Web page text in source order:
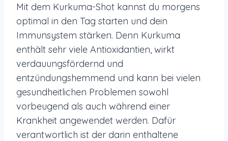
Mit dem Kurkuma-Shot kannst du morgens
optimal in den Tag starten und dein
Immunsystem stärken. Denn Kurkuma
enthält sehr viele Antioxidantien, wirkt
verdauungsfördernd und
entzündungshemmend und kann bei vielen
gesundheitlichen Problemen sowohl
vorbeugend als auch während einer
Krankheit angewendet werden. Dafür
verantwortlich ist der darin enthaltene